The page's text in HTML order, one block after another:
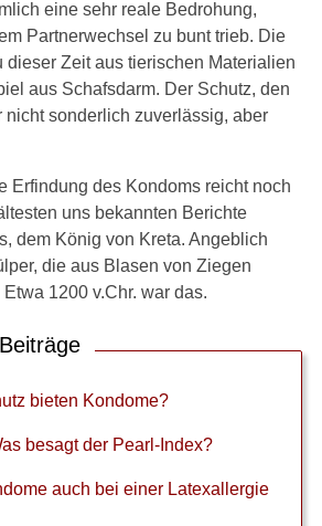
eine sehr reale Bedrohung,
Partnerwechsel zu bunt trieb. Die
dieser Zeit aus tierischen Materialien
aus Schafsdarm. Der Schutz, den
nicht sonderlich zuverlässig, aber
Erfindung des Kondoms reicht noch
uns bekannten Berichte
dem König von Kreta. Angeblich
die aus Blasen von Ziegen
1200 v.Chr. war das.
bieten Kondome?
besagt der Pearl-Index?
auch bei einer Latexallergie